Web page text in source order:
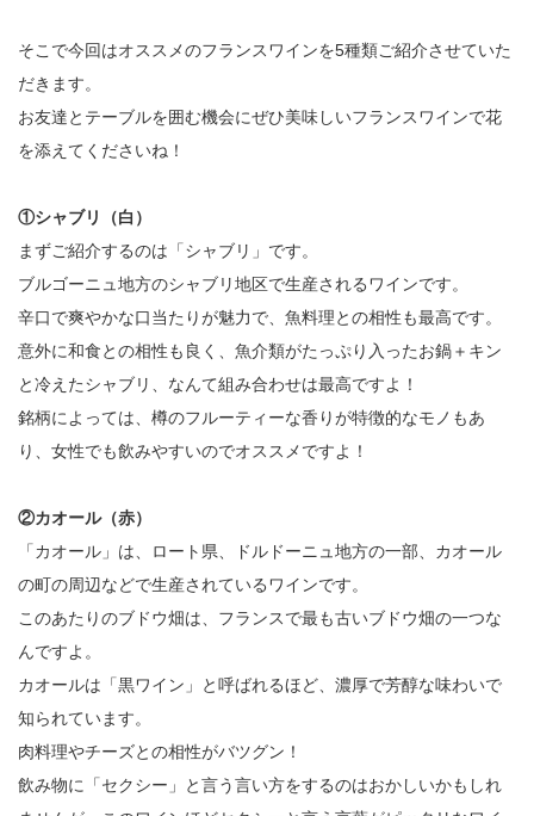
そこで今回はオススメのフランスワインを5種類ご紹介させていた
だきます。
お友達とテーブルを囲む機会にぜひ美味しいフランスワインで花
を添えてくださいね！
①シャブリ（白）
まずご紹介するのは「シャブリ」です。
ブルゴーニュ地方のシャブリ地区で生産されるワインです。
辛口で爽やかな口当たりが魅力で、魚料理との相性も最高です。
意外に和食との相性も良く、魚介類がたっぷり入ったお鍋＋キン
と冷えたシャブリ、なんて組み合わせは最高ですよ！
銘柄によっては、樽のフルーティーな香りが特徴的なモノもあ
り、女性でも飲みやすいのでオススメですよ！
②カオール（赤）
「カオール」は、ロート県、ドルドーニュ地方の一部、カオール
の町の周辺などで生産されているワインです。
このあたりのブドウ畑は、フランスで最も古いブドウ畑の一つな
んですよ。
カオールは「黒ワイン」と呼ばれるほど、濃厚で芳醇な味わいで
知られています。
肉料理やチーズとの相性がバツグン！
飲み物に「セクシー」と言う言い方をするのはおかしいかもしれ